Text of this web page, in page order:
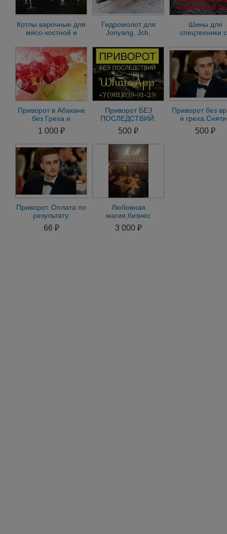
Котлы варочные для
мясо-костной и
Гидромолот для
Jonyang, Jcb,
Atlet, Case
Шины для
спецтехники
Приворот в Абакане
без Греха и
Последствий.
Приворот Мужа/
Жены
1 000 ₽
Приворот БЕЗ
ПОСЛЕДСТВИЙ.
Диагностика и
консультация-
БЕСПЛАТНО. er
500 ₽
Приворот без
и
500 ₽
Приворот. Оплата по
результату.
Магическая помощь
в бизнесе, семье и п
66 ₽
Любовная
магия,бизнес
магия,снятие
пор-0чи и
3 000 ₽